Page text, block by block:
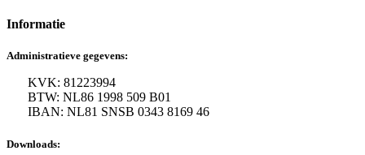
Informatie
Administratieve gegevens:
KVK: 81223994
BTW: NL86 1998 509 B01
IBAN: NL81 SNSB 0343 8169 46
Downloads: